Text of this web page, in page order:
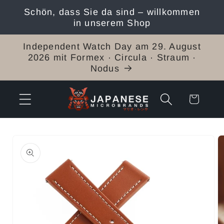
zum
Schön, dass Sie da sind – willkommen
in unserem Shop
Independent Watch Day am 29. August
2026 mit Formex · Circula · Straum ·
Nodus
Warenkorb